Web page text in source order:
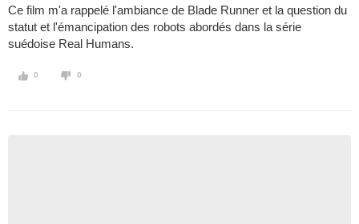
Ce film m'a rappelé l'ambiance de Blade Runner et la question du
statut et l'émancipation des robots abordés dans la série
suédoise Real Humans.
0 0